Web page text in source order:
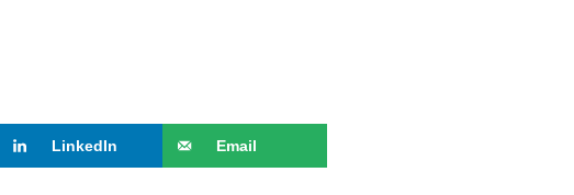
LinkedIn Email